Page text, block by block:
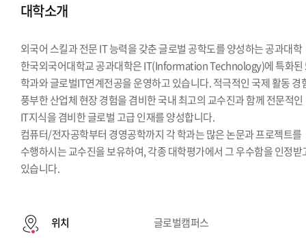
대학소개
외국어 스킬과 전문 IT 능력을 갖춘 글로벌 공학도를 양성하는 공과대학
한국외국어대학교 공과대학은 IT(Information Technology)에 특화된
학과와 글로벌IT연계전공을 운영하고 있습니다. 적극적인 국제 활동 경
풍부한 산업체 현장 경험을 겸비한 국내 최고의 교수진과 함께 전문적인
IT지식을 겸비한 글로벌 고급 인재를 양성합니다.
컴퓨터/전자공학부터 경영공학까지 각 학과는 많은 논문과 프로젝트를
수행하시는 교수진을 보유하여, 각종 대학평가에서 그 우수함을 인정받
있습니다.
위치 글로벌캠퍼스